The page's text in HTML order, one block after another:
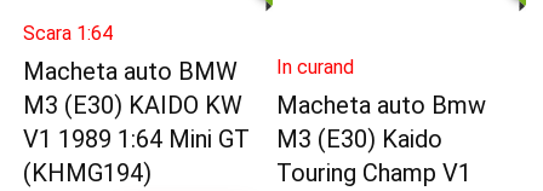
Scara 1:64
Macheta auto BMW
M3 (E30) KAIDO KW
V1 1989 1:64 Mini GT
(KHMG194)
In curand
Macheta auto Bmw
M3 (E30) Kaido
Touring Champ V1